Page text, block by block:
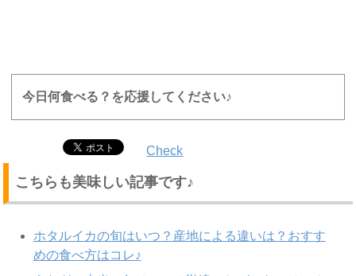
今日何食べる？を応援してください♪
Check
こちらも美味しい記事です♪
ホタルイカの旬はいつ？産地による違いは？おすす
めの食べ方はコレ♪